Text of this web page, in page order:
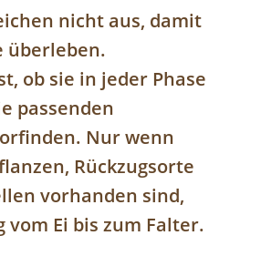
nicht aus, damit
überleben.
ob sie in jeder Phase
passenden
Nur wenn
Rückzugsorte
vorhanden sind,
vom Ei bis zum Falter.